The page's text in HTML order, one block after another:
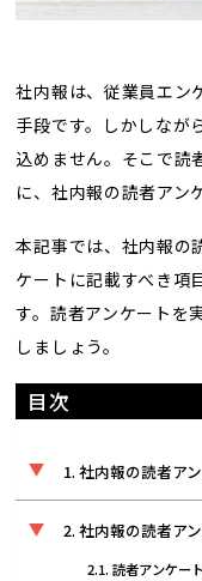
社内報は、従業員エン
手段です。しかしなが
込めません。そこで読
に、社内報の読者アン
本記事では、社内報の
ケートに記載すべき項
す。読者アンケートを
しましょう。
目次
社内報の読者ア
社内報の読者ア
読者アンケー